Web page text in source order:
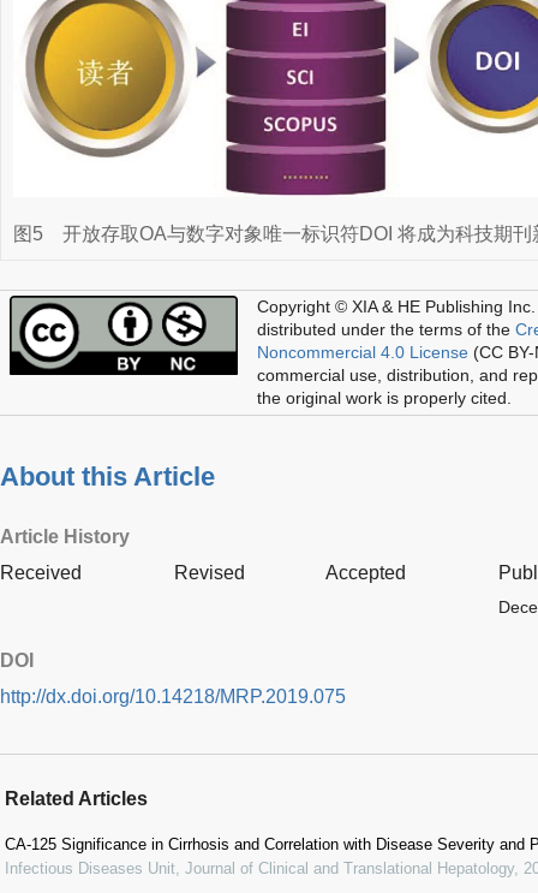
图5 开放存取OA与数字对象唯一标识符DOI 将成为科技期刊
Copyright © XIA & HE Publishing Inc.
distributed under the terms of the
Noncommercial 4.0 License (CC
commercial use, distribution, and
the original work is properly cited.
About this Article
Article History
Received
Revised Accepted
DOI
http://dx.doi.org/10.14218/MRP.2019.075
Related Articles
CA-125 Significance in Cirrhosis and Correlation with Disease Severity and
Infectious Diseases Unit Journal of Clinical and Translational Hepatology,